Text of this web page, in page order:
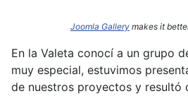
Joomla Gallery makes it
En la Valeta conocí a un grupo
muy especial, estuvimos
de nuestros proyectos y resultó